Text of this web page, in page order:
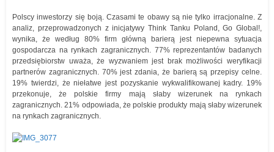
Polscy inwestorzy się boją. Czasami te obawy są nie tylko irracjonalne. Z
analiz, przeprowadzonych z inicjatywy Think Tanku Poland, Go Global!,
wynika, że według 80% firm główną barierą jest niepewna sytuacja
gospodarcza na rynkach zagranicznych. 77% reprezentantów badanych
przedsiębiorstw uważa, że wyzwaniem jest brak możliwości weryfikacji
partnerów zagranicznych. 70% jest zdania, że barierą są przepisy celne.
19% twierdzi, że niełatwe jest pozyskanie wykwalifikowanej kadry. 19%
przekonuje, że polskie firmy mają słaby wizerunek na rynkach
zagranicznych. 21% odpowiada, że polskie produkty mają słaby wizerunek
na rynkach zagranicznych.